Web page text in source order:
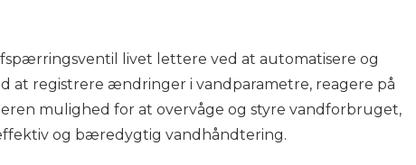
livet lettere ved at automatisere og
at registrere ændringer i vandparametre, reagere på
mulighed for at overvåge og styre vandforbruget,
og bæredygtig vandhåndtering.